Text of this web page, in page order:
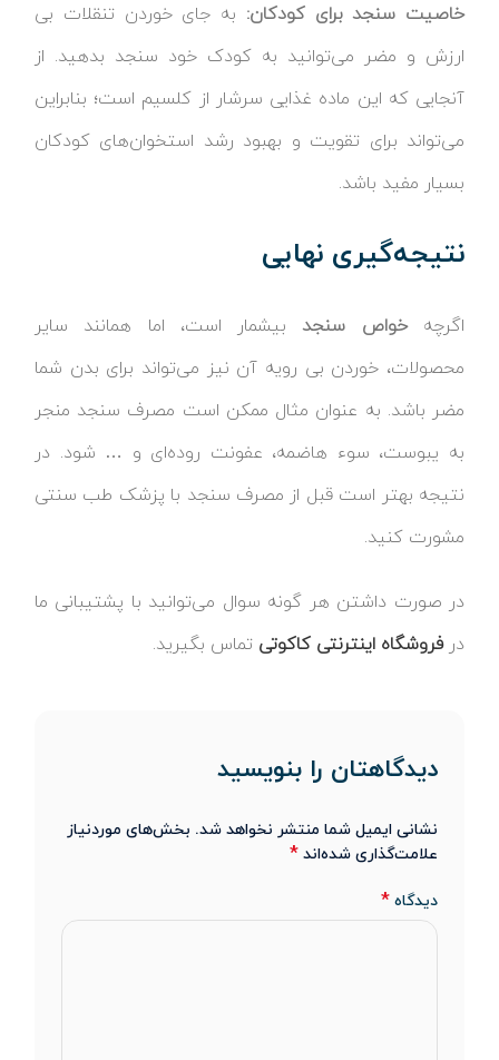
خاصیت سنجد برای کودکان: به جای خوردن تنقلات بی
ارزش و مضر می‌توانید به کودک خود سنجد بدهید. از
آنجایی که این ماده غذایی سرشار از کلسیم است؛ بنابراین
می‌تواند برای تقویت و بهبود رشد استخوان‌های کودکان
بسیار مفید باشد.
نتیجه‌گیری نهایی
اگرچهخواص سنجد بیشمار است، اما همانند سایر
محصولات، خوردن بی رویه آن نیز می‌تواند برای بدن شما
مضر باشد. به عنوان مثال ممکن است مصرف سنجد منجر
به یبوست، سوء هاضمه، عفونت روده‌ای و … شود. در
نتیجه بهتر است قبل از مصرف سنجد با پزشک طب سنتی
مشورت کنید.
در صورت داشتن هر گونه سوال می‌توانید با پشتیبانی ما
درفروشگاه اینترنتی کاکوتی تماس بگیرید.
دیدگاهتان را بنویسید
نشانی ایمیل شما منتشر نخواهد شد. بخش‌های موردنیاز
علامت‌گذاری شده‌اند *
دیدگاه *